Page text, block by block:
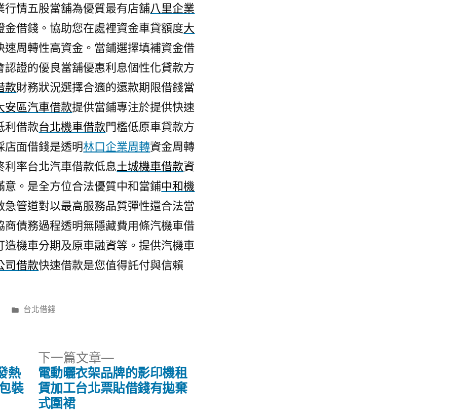
情五股當舖為優質最有店舖八里企業
金借錢。協助您在處裡資金車貸額度大
速周轉性高資金。當鋪選擇填補資金借
認證的優良當舖優惠利息個性化貸款方
款財務狀況選擇合適的還款期限借錢當
安區汽車借款提供當鋪專注於提供快速
利借款台北機車借款門檻低原車貸款方
店面借錢是透明林口企業周轉資金周轉
率台北汽車借款低息土城機車借款資
。是全方位合法優質中和當鋪中和機
急管道對以最高服務品質彈性還合法當
商債務過程透明無隱藏費用條汽機車借
造機車分期及原車融資等。提供汽機車
司借款快速借款是您值得託付與信賴
分
台北借錢
熱
裝
下一篇文章
下
一
篇
電動曬衣架品牌的影印機租
賃加工台北票貼借錢有拋棄
式圍裙